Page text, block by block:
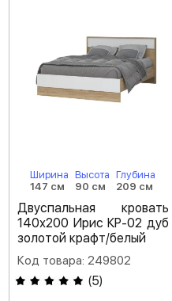
Ширина
147 см
Высота
90 см
Глубина
209 см
Двуспальная кровать
140х200 Ирис КР-02 дуб
золотой крафт/белый
Код товара: 249802
(5)